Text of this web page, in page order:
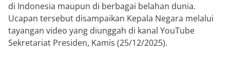
di Indonesia maupun di berbagai belahan dunia.
Ucapan tersebut disampaikan Kepala Negara melalui
tayangan video yang diunggah di kanal YouTube
Sekretariat Presiden, Kamis (25/12/2025).